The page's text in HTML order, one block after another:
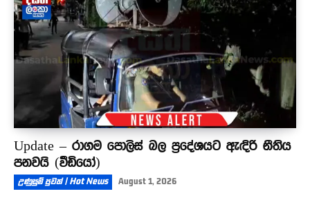
Update – රාගම පොලිස් බල ප්‍රදේශයට ඇඳිරි නීතිය
පනවයි (වීඩියෝ)
උණුසුම් පුවත් | Hot News August 1, 2026